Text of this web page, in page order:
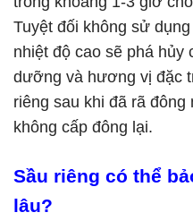
Tuyệt đối không sử
nhiệt độ cao sẽ phá hủy
dưỡng và hương vị đặc
riêng sau khi đã rã
không cấp đông lại.
Sầu riêng có thể
lâu?